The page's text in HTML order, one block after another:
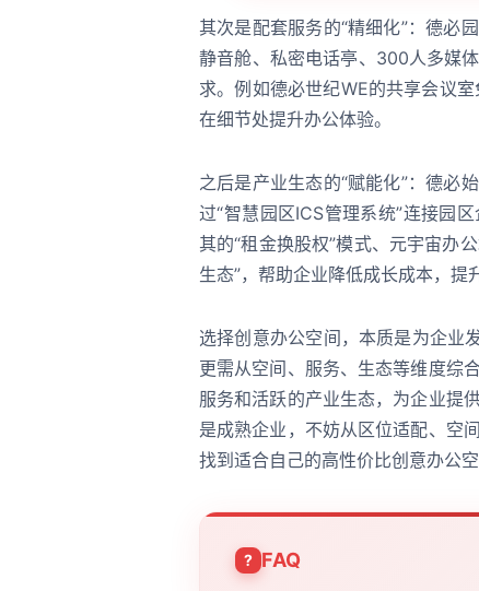
其次是配套服务的“精细化”：德必
静音舱、私密电话亭、300人多媒
求。例如德必世纪WE的共享会议
在细节处提升办公体验。
之后是产业生态的“赋能化”：德必
过“智慧园区ICS管理系统”连接园
其的“租金换股权”模式、元宇宙办
生态”，帮助企业降低成长成本，提
选择创意办公空间，本质是为企业
更需从空间、服务、生态等维度综
服务和活跃的产业生态，为企业提
是成熟企业，不妨从区位适配、空
找到适合自己的高性价比创意办公空
FAQ